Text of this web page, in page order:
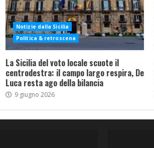
Notizie dalla Sicilia
Politica & retroscena
La Sicilia del voto locale scuote il
centrodestra: il campo largo respira, De
Luca resta ago della bilancia
9 giugno 2026